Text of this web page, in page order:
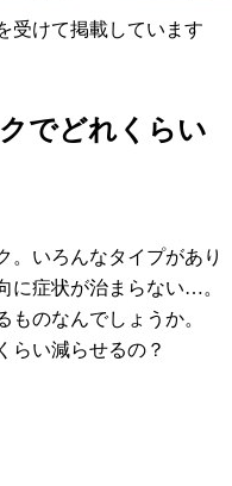
受けて掲載しています
でどれくらい
。いろんなタイプがあり
に症状が治まらない…。
のなんでしょうか。
らい減らせるの？